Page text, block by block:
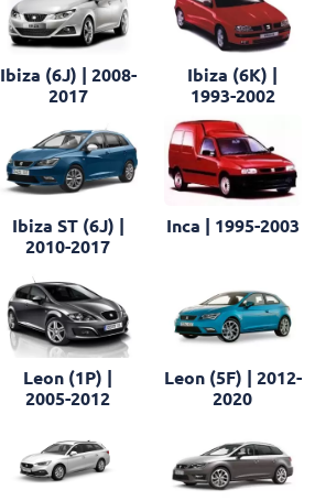
Ibiza (6J) | 2008-
2017
Ibiza (6K) |
1993-2002
Ibiza ST (6J) |
2010-2017
Inca | 1995-2003
Leon (1P) |
2005-2012
Leon (5F) | 2012-
2020